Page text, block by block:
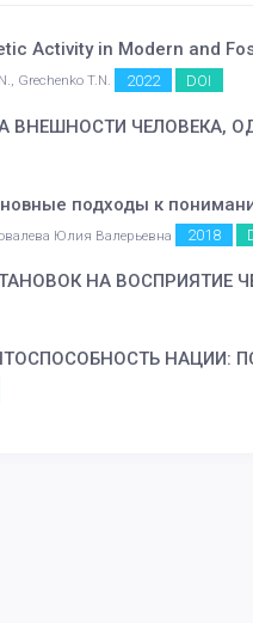
Activity in Modern and
Grechenko T.N. 2022 DOI
ВНЕШНОСТИ ЧЕЛОВЕКА,
подходы к
Юлия Валерьевна 2018
НА ВОСПРИЯТИЕ
НАЦИИ: